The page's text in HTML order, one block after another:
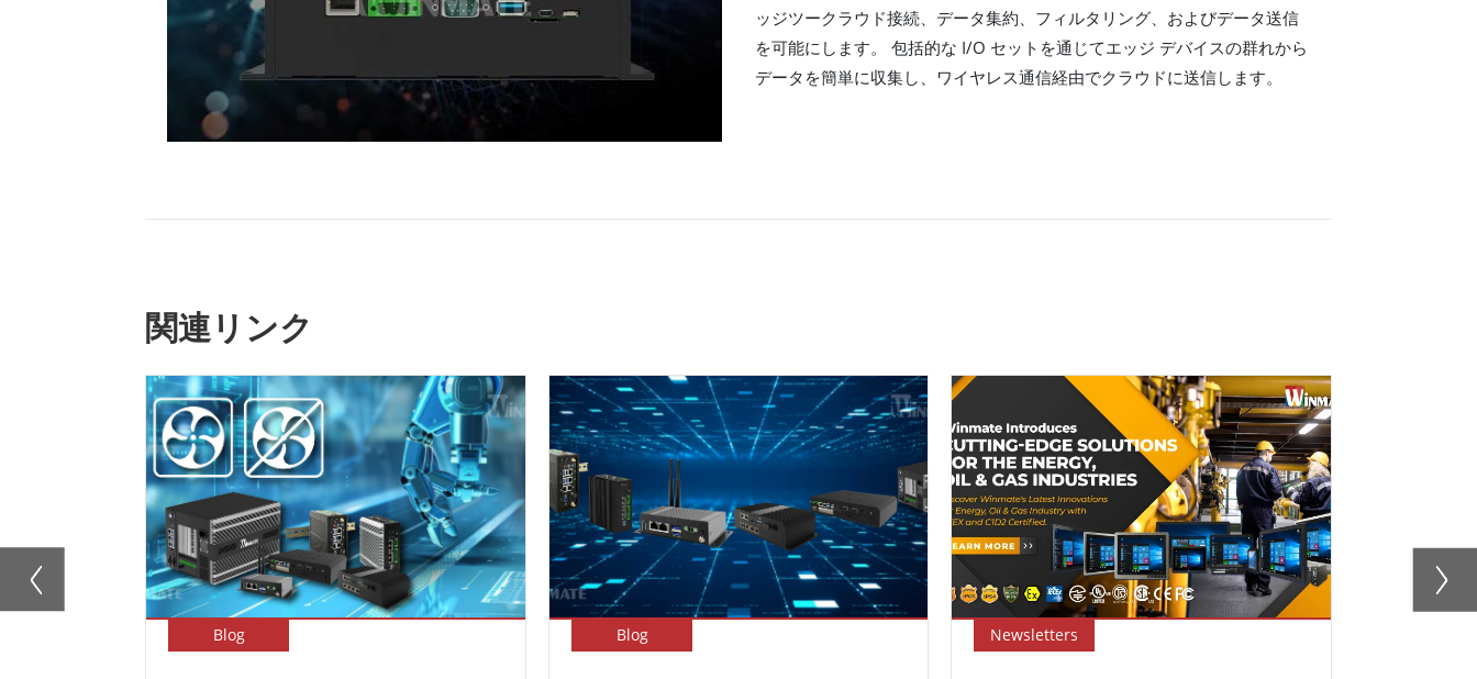
ッジツークラウド接続、データ集約、フィルタリング、およびデータ送信
を可能にします。 包括的な I/O セットを通じてエッジ デバイスの群れから
データを簡単に収集し、ワイヤレス通信経由でクラウドに送信します。
関連リンク
Blog Blog Newsletters